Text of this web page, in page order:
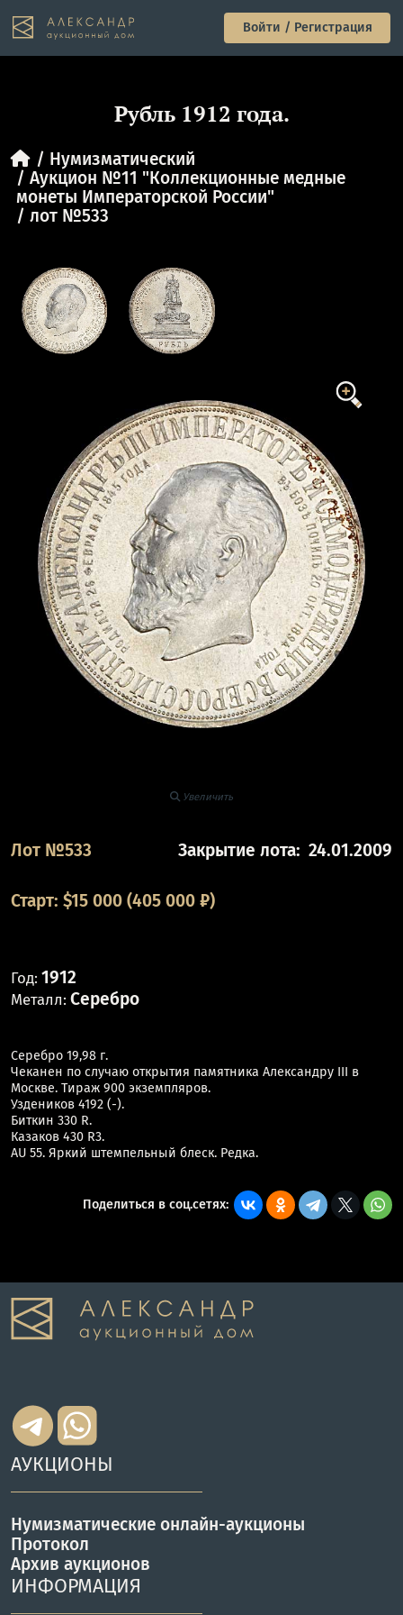
Войти / Регистрация
Рубль 1912 года.
Нумизматический
Аукцион №11 "Коллекционные медные
монеты Императорской России"
лот №533
Увеличить
Лот №533 Закрытие лота: 24.01.2009
Старт: $15 000(405 000 ₽)
Год: 1912
Металл: Серебро
Серебро 19,98 г.
Чеканен по случаю открытия памятника Александру III в
Москве. Тираж 900 экземпляров.
Уздеников 4192 (-).
Биткин 330 R.
Казаков 430 R3.
AU 55. Яркий штемпельный блеск. Редка.
Поделиться в соц.сетях:
АУКЦИОНЫ
Нумизматические онлайн-аукционы
Протокол
Архив аукционов
ИНФОРМАЦИЯ